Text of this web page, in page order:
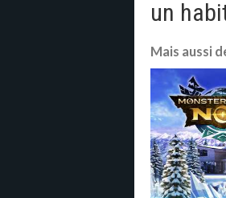
un
Mais aussi